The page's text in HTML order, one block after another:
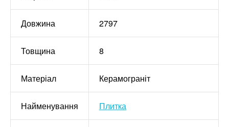
Довжина 2797
Товщина 8
Матеріал Керамограніт
Найменування Плитка